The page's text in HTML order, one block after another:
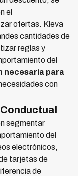
el
ofertas. Kleva
cantidades de
reglas y
del
necesaria para
con
segmentar
del
electrónicos,
tarjetas de
de